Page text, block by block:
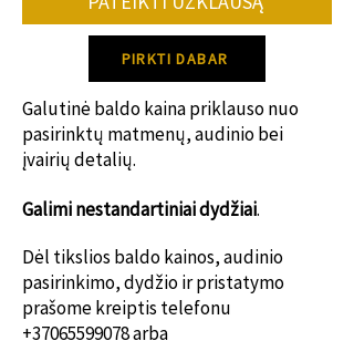
PIRKTI DABAR
Galutinė baldo kaina priklauso nuo
pasirinktų matmenų, audinio bei
įvairių detalių.
Galimi nestandartiniai dydžiai.
Dėl tikslios baldo kainos, audinio
pasirinkimo, dydžio ir pristatymo
prašome kreiptis telefonu
+37065599078arba